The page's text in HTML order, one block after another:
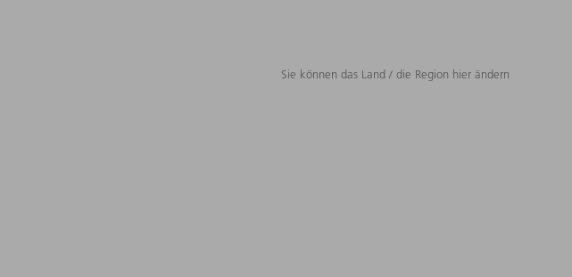
Sie können das Land / die Region hier ändern